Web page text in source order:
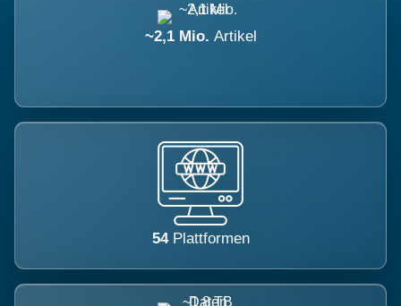
~2,1 Mio. Artikel
54 Plattformen